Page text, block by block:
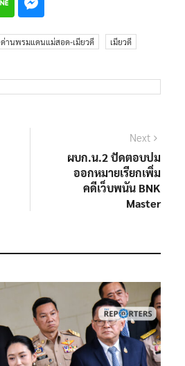
ด่านพรมแดนแม่สอด-เมียวดี เมียวดี
Next
ผบก.น.2 ปัดตอบปม
ออกหมายเรียกเพิ่ม
คดีเว็บพนัน BNK
Master